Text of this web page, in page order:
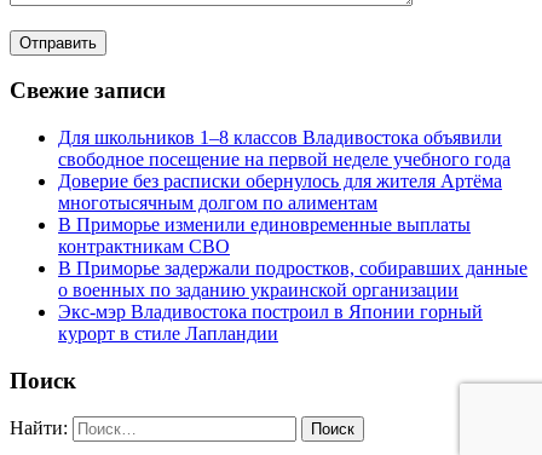
Свежие записи
Для школьников 1–8 классов Владивостока объявили
свободное посещение на первой неделе учебного года
Доверие без расписки обернулось для жителя Артёма
многотысячным долгом по алиментам
В Приморье изменили единовременные выплаты
контрактникам СВО
В Приморье задержали подростков, собиравших данные
о военных по заданию украинской организации
Экс-мэр Владивостока построил в Японии горный
курорт в стиле Лапландии
Поиск
Найти: